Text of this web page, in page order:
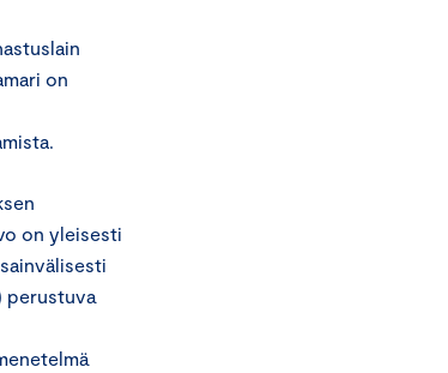
on
on yleisesti
perustuva